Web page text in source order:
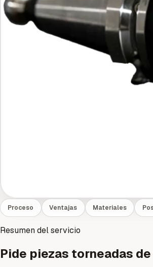
Proceso Ventajas Materiales
Resumen del servicio
Pide piezas torneadas